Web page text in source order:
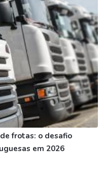
frotas: o desafio
em 2026